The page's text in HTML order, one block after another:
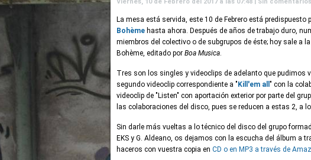
La mesa está servida, este 10 de Febrero está
Bohème hasta ahora. Después de años de trabajo duro,
miembros del colectivo o de subgrupos de éste; hoy sale a
Bohème, editado por Boa Musica.
Tres son los singles y videoclips de adelanto que pudimos
segundo videoclip correspondiente a " Kill'em all " con la
videoclip de "Listen" con aportación exterior por parte del
las colaboraciones del disco, pues se reducen a estas 2, a
Sin darle más vueltas a lo técnico del disco del grupo
EKS y G. Aldeano, os dejamos con la escucha del álbum a
haceros con vuestra copia en CD o en MP3 a través de